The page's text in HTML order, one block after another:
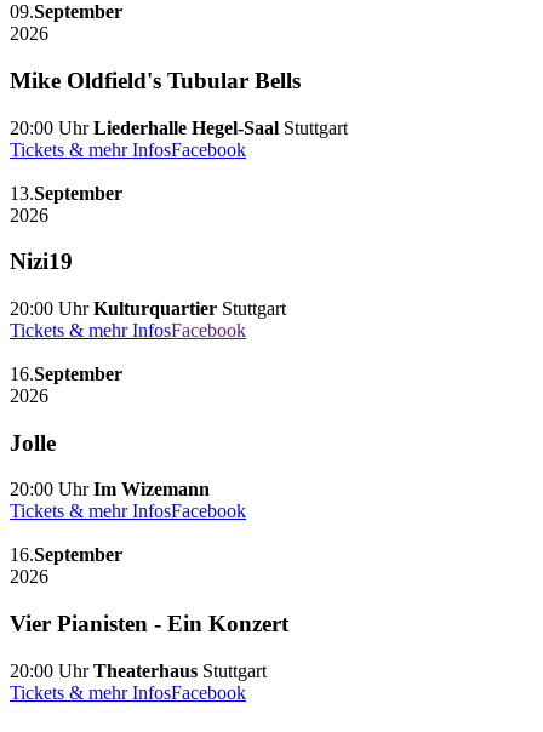
09.September
2026
Mike Oldfield's Tubular Bells
20:00 UhrLiederhalle Hegel-Saal Stuttgart
Tickets & mehr InfosFacebook
13.September
2026
Nizi19
20:00 UhrKulturquartier Stuttgart
Tickets & mehr InfosFacebook
16.September
2026
Jolle
20:00 UhrIm Wizemann
Tickets & mehr InfosFacebook
16.September
2026
Vier Pianisten - Ein Konzert
20:00 UhrTheaterhaus Stuttgart
Tickets & mehr InfosFacebook